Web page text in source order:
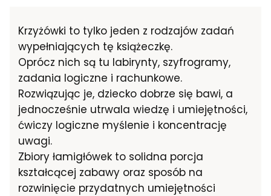
Krzyżówki to tylko jeden z rodzajów zadań
wypełniających tę książeczkę.
Oprócz nich są tu labirynty, szyfrogramy,
zadania logiczne i rachunkowe.
Rozwiązując je, dziecko dobrze się bawi, a
jednocześnie utrwala wiedzę i umiejętności,
ćwiczy logiczne myślenie i koncentrację
uwagi.
Zbiory łamigłówek to solidna porcja
kształcącej zabawy oraz sposób na
rozwinięcie przydatnych umiejętności